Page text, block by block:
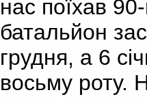
нас поїхав
батальйон
грудня, а 6
восьму роту.